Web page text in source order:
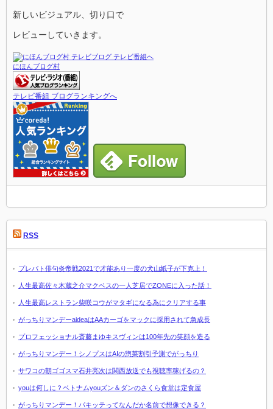
新しいビジュアル、切り口で
レビューしていきます。
にほんブログ村
テレビ番組 ブログランキングへ
RSS
プレバト俳句炎帝戦2021で才能あり一度の犬山紙子が下克上！
人生最高佐々木蔵之介マクベスの一人芝居でZONEに入った話！
人生最高レストラン柴咲コウがマタギになる為にクリアする事
がっちりマンデーaideaはAAカーゴをマックに採用されて急成長
プロフェッショナル斎藤まゆキスヴィンは100年先の笑顔を造る
がっちりマンデー！シノプスはAIの惣菜割引予測でがっちり
サワコの朝ゴゴスマ石井亮次は関西放送でも視聴率稼げるの？
youは何しに？ベトナムyouズン＆ダンのさくら食堂は定食屋
がっちりマンデー！パキッテってなんだか名前で想像できる？